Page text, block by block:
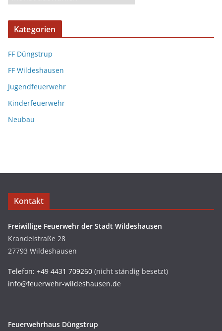
Kategorien
FF Düngstrup
FF Wildeshausen
Jugendfeuerwehr
Kinderfeuerwehr
Neubau
Kontakt
Freiwillige Feuerwehr der Stadt Wildeshausen
Krandelstraße 28
27793 Wildeshausen
Telefon: +49 4431 709260 (nicht ständig besetzt)
info@feuerwehr-wildeshausen.de
Feuerwehrhaus Düngstrup